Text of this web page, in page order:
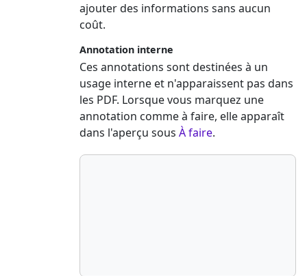
ajouter des informations sans aucun
coût.
Annotation interne
Ces annotations sont destinées à un
usage interne et n'apparaissent pas dans
les PDF. Lorsque vous marquez une
annotation comme à faire, elle apparaît
dans l'aperçu sous À faire.